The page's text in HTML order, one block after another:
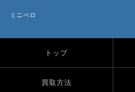
ミニベロ
トップ
買取方法